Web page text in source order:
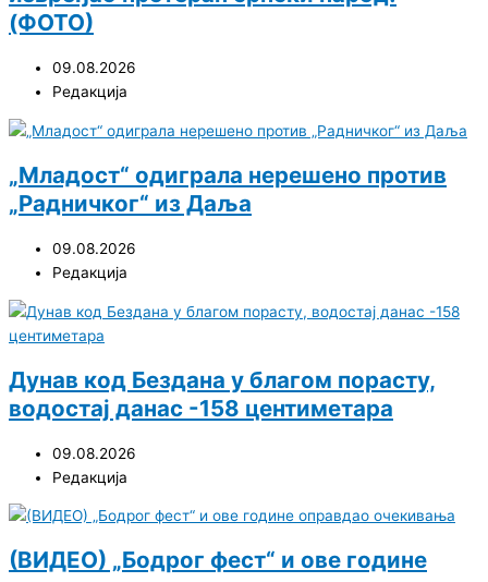
(ФОТО)
09.08.2026
Редакција
„Младост“ одиграла нерешено против
„Радничког“ из Даља
09.08.2026
Редакција
Дунав код Бездана у благом порасту,
водостај данас -158 центиметара
09.08.2026
Редакција
(ВИДЕО) „Бодрог фест“ и ове године